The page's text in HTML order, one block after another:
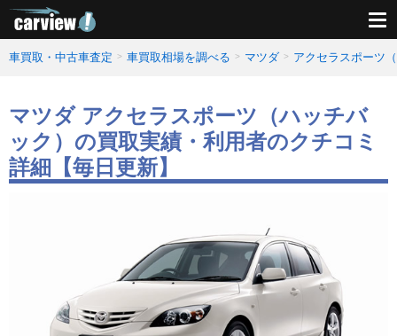
車買取・中古車査定 車買取相場を調べる マツダ アクセラスポーツ
マツダ アクセラスポーツ（ハッチバ
ック）の買取実績・利用者のクチコミ
詳細【毎日更新】